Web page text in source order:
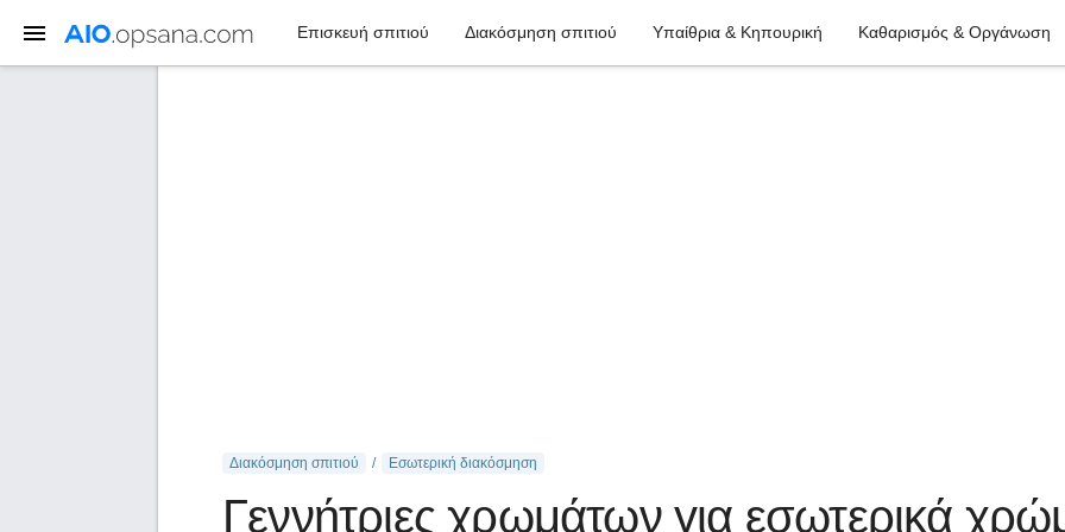
Επισκευή σπιτιού Διακόσμηση σπιτιού Υπαίθρια & Κηπουρική Καθαρισμός & Οργάνωση
Διακόσμηση σπιτιού Εσωτερική διακόσμηση
Γεννήτριες χρωμάτων για εσωτερικά